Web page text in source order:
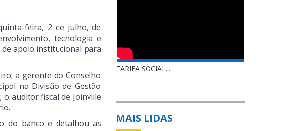
feira, 2 de julho, de
tecnologia e
de apoio institucional para
a gerente do Conselho
na Divisão de Gestão
o auditor fiscal de Joinville
do banco e detalhou as
TARIFA SOCIAL...
MAIS LIDAS